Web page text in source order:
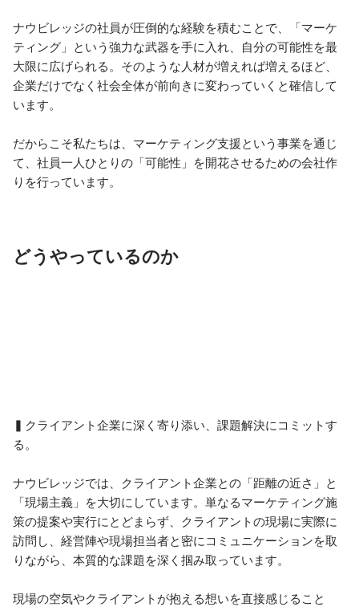
ナウビレッジの社員が圧倒的な経験を積むことで、「マーケ
ティング」という強力な武器を手に入れ、自分の可能性を最
大限に広げられる。そのような人材が増えれば増えるほど、
企業だけでなく社会全体が前向きに変わっていくと確信して
います。
だからこそ私たちは、マーケティング支援という事業を通じ
て、社員一人ひとりの「可能性」を開花させるための会社作
りを行っています。
どうやっているのか
▍クライアント企業に深く寄り添い、課題解決にコミットす
る。
ナウビレッジでは、クライアント企業との「距離の近さ」と
「現場主義」を大切にしています。単なるマーケティング施
策の提案や実行にとどまらず、クライアントの現場に実際に
訪問し、経営陣や現場担当者と密にコミュニケーションを取
りながら、本質的な課題を深く掴み取っています。
現場の空気やクライアントが抱える想いを直接感じること